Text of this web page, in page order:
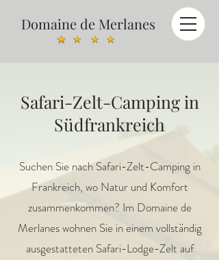
Domaine de Merlanes
Safari-Zelt-Camping in
Südfrankreich
Suchen Sie nach Safari-Zelt-Camping in
Frankreich, wo Natur und Komfort
zusammenkommen? Im Domaine de
Merlanes wohnen Sie in einem vollständig
ausgestatteten Safari-Lodge-Zelt auf